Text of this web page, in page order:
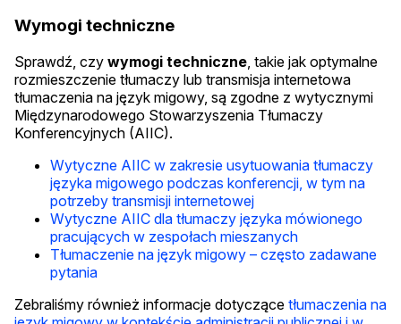
Wymogi techniczne
Sprawdź, czy wymogi techniczne , takie jak optymalne
rozmieszczenie tłumaczy lub transmisja internetowa
tłumaczenia na język migowy, są zgodne z wytycznymi
Międzynarodowego Stowarzyszenia Tłumaczy
Konferencyjnych (AIIC).
Wytyczne AIIC w zakresie usytuowania tłumaczy
języka migowego podczas konferencji, w tym na
potrzeby transmisji internetowej
Wytyczne AIIC dla tłumaczy języka mówionego
pracujących w zespołach mieszanych
Tłumaczenie na język migowy – często zadawane
pytania
Zebraliśmy również informacje dotyczące tłumaczenia na